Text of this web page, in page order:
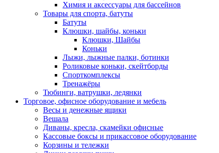
Химия и аксессуары для бассейнов
Товары для спорта, батуты
Батуты
Клюшки, шайбы, коньки
Клюшки, Шайбы
Коньки
Лыжи, лыжные палки, ботинки
Роликовые коньки, скейтборды
Спорткомплексы
Тренажёры
Тюбинги, ватрушки, ледянки
Торговое, офисное оборудование и мебель
Весы и денежные ящики
Вешала
Диваны, кресла, скамейки офисные
Кассовые боксы и прикассовое оборудование
Корзины и тележки